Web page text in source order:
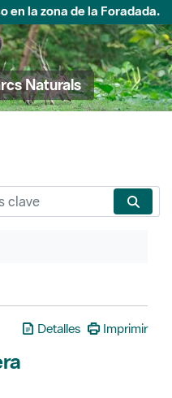
en la zona de la Foradada.
Naturals
Detalles Imprimir